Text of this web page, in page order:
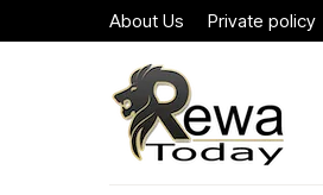
About Us Private policy